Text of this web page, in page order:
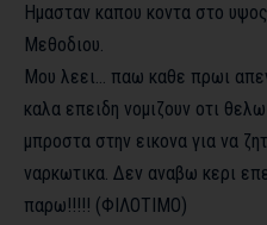
Ημασταν καπου κοντα στο
Μεθοδιου.
Μου λεει… παω καθε πρωι
καλα επειδη νομιζουν οτι
μπροστα στην εικονα για να
ναρκωτικα. Δεν αναβω κερι
παρω!!!!! (ΦΙΛΟΤΙΜΟ)